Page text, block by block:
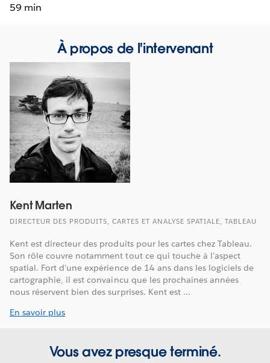
59 min
À propos de l'intervenant
Kent Marten
DIRECTEUR DES PRODUITS, CARTES ET ANALYSE SPATIALE, TABLEAU
Kent est directeur des produits pour les cartes chez Tableau.
Son rôle couvre notamment tout ce qui touche à l'aspect
spatial. Fort d'une expérience de 14 ans dans les logiciels de
cartographie, il est convaincu que les prochaines années
nous réservent bien des surprises. Kent est ...
En savoir plus
Vous avez presque terminé.